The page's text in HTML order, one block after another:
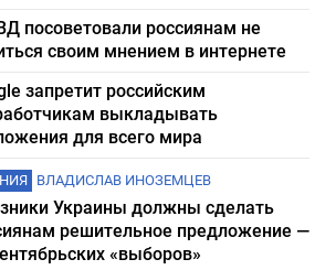
посоветовали россиянам не
своим мнением в интернете
запретит российским
выкладывать
для всего мира
ВЛАДИСЛАВ ИНОЗЕМЦЕВ
Украины должны сделать
решительное предложение —
«выборов»